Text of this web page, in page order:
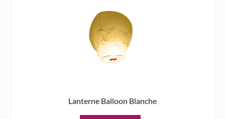
Lanterne Balloon Blanche